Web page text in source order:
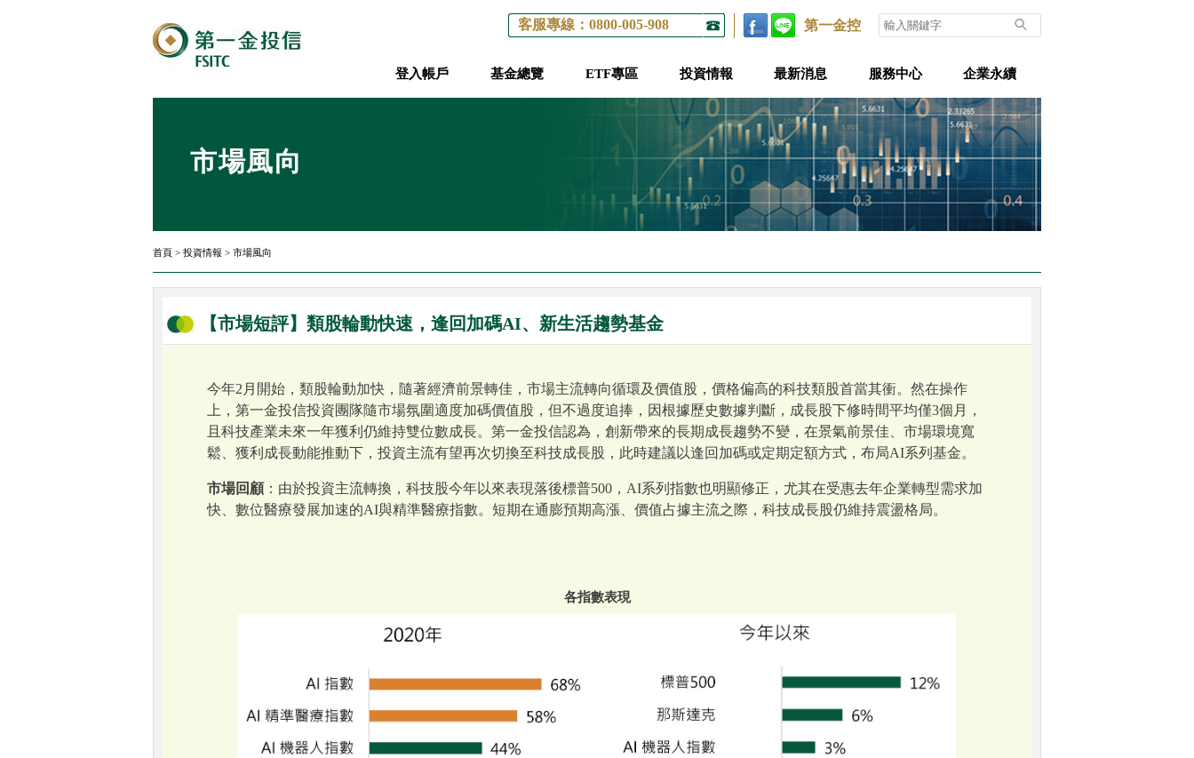
第一金控
客服專線：0800-005-908
登入帳戶 基金總覽 ETF專區 投資情報 最新消息 服務中心 企業永續
市場風向
首頁 > 投資情報 > 市場風向
【市場短評】類股輪動快速，逢回加碼AI、新生活趨勢基金
今年2月開始，類股輪動加快，隨著經濟前景轉佳，市場主流轉向循環及價值股，價格偏高的科技類股首當其衝。然在操作
上，第一金投信投資團隊隨市場氛圍適度加碼價值股，但不過度追捧，因根據歷史數據判斷，成長股下修時間平均僅3個月，
且科技產業未來一年獲利仍維持雙位數成長。第一金投信認為，創新帶來的長期成長趨勢不變，在景氣前景佳、市場環境寬
鬆、獲利成長動能推動下，投資主流有望再次切換至科技成長股，此時建議以逢回加碼或定期定額方式，布局AI系列基金。
市場回顧：由於投資主流轉換，科技股今年以來表現落後標普500，AI系列指數也明顯修正，尤其在受惠去年企業轉型需求加
快、數位醫療發展加速的AI與精準醫療指數。短期在通膨預期高漲、價值占據主流之際，科技成長股仍維持震盪格局。
各指數表現